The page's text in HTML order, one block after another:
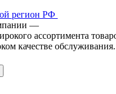
регион РФ
—
ассортимента
качестве обслуживания.